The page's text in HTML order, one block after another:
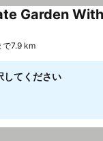
Garden
で7.9 km
してください